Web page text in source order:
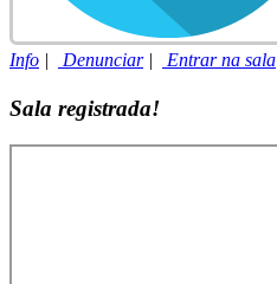
Info | Denunciar| Entrar na sala
Sala registrada!